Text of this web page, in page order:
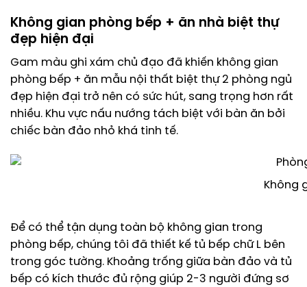
Không gian phòng bếp + ăn nhà biệt thự
đẹp hiện đại
Gam màu ghi xám chủ đạo đã khiến không gian
phòng bếp + ăn mẫu nội thất biệt thự 2 phòng ngủ
đẹp hiện đại trở nên có sức hút, sang trọng hơn rất
nhiều. Khu vực nấu nướng tách biệt với bàn ăn bởi
chiếc bàn đảo nhỏ khá tinh tế.
Không
Để có thể tận dụng toàn bộ không gian trong
phòng bếp, chúng tôi đã thiết kế tủ bếp chữ L bên
trong góc tường. Khoảng trống giữa bàn đảo và tủ
bếp có kích thước đủ rộng giúp 2-3 người đứng sơ